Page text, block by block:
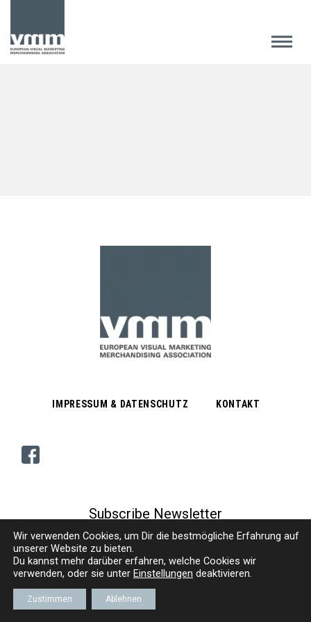
IMPRESSUM & DATENSCHUTZ KONTAKT
Subscribe Newsletter
© VMM | EUROPÄISCHER VERBAND VISUELLES MARKETING/MERCHANDISING E. V.
Wir verwenden Cookies, um Dir die bestmögliche Erfahrung auf
unserer Website zu bieten.
Du kannst mehr darüber erfahren, welche Cookies wir
verwenden, oder sie unter Einstellungen deaktivieren.
Zustimmen Ablehnen